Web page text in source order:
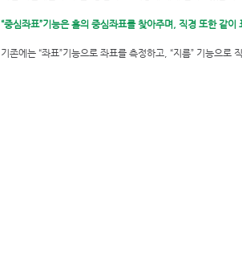
“중심좌표”기능은 홀의 중심좌표를 찾아주며, 직경 또한 같이
기존에는 “좌표”기능으로 좌표를 측정하고, “지름” 기능으로